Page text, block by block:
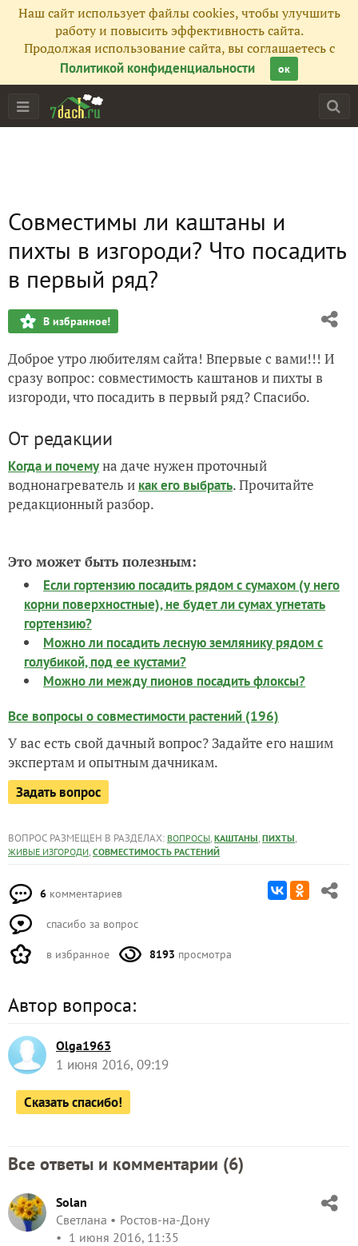
Наш сайт использует файлы cookies, чтобы улучшить
работу и повысить эффективность сайта.
Продолжая использование сайта, вы соглашаетесь с
Политикой конфиденциальности
ок
Совместимы ли каштаны и
пихты в изгороди? Что посадить
в первый ряд?
В избранное!
Доброе утро любителям сайта! Впервые с вами!!! И
сразу вопрос: совместимость каштанов и пихты в
изгороди, что посадить в первый ряд? Спасибо.
От редакции
Когда и почемуна даче нужен проточный
воднонагреватель и как его выбрать. Прочитайте
редакционный разбор.
Это может быть полезным:
Если гортензию посадить рядом с сумахом (у него
корни поверхностные), не будет ли сумах угнетать
гортензию?
Можно ли посадить лесную землянику рядом с
голубикой, под ее кустами?
Можно ли между пионов посадить флоксы?
Все вопросы о совместимости растений (196)
У вас есть свой дачный вопрос? Задайте его нашим
экспертам и опытным дачникам.
Задать вопрос
ВОПРОС РАЗМЕЩЕН В РАЗДЕЛАХ: ВОПРОСЫ, КАШТАНЫ, ПИХТЫ,
ЖИВЫЕ ИЗГОРОДИ, СОВМЕСТИМОСТЬ РАСТЕНИЙ
6 комментариев
спасибо за вопрос
в избранное 8193 просмотра
Автор вопроса:
Olga1963
1 июня 2016, 09:19
Сказать спасибо!
Все ответы и комментарии (6)
Solan
Светлана
Ростов-на-Дону
1 июня 2016, 11:35